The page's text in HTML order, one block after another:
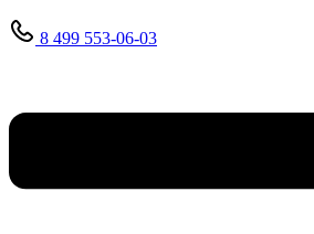
8 499 553-06-03